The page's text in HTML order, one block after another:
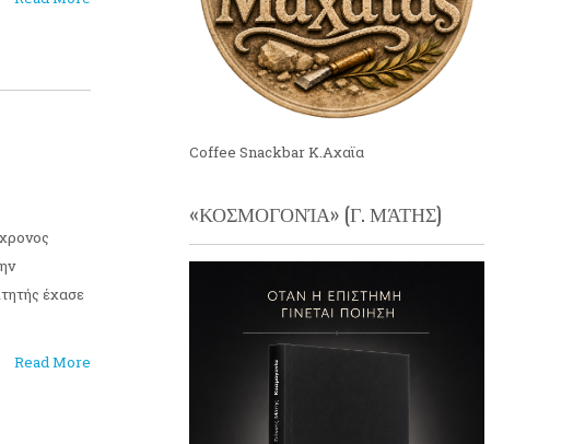
έχασε
Read More
Coffee Snackbar Κ.Αχαϊα
«ΚΟΣΜΟΓΟΝΊΑ» (Γ. ΜΆΤΗΣ)